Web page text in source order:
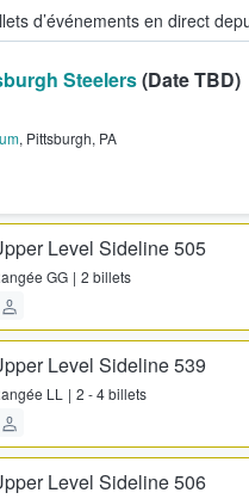
d’événements en direct
et vendent
Steelers(Date TBD)
, Pittsburgh, PA
Level Sideline 505
GG 2 billets
Level Sideline 539
LL 2 - 4 billets
Level Sideline 506